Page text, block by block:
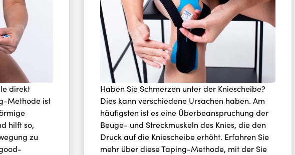
direkt
Methode ist
hilft so,
zu
Haben Sie Schmerzen unter der Kniescheibe?
Dies kann verschiedene Ursachen haben. Am
häufigsten ist es eine Überbeanspruchung der
Beuge- und Streckmuskeln des Knies, die den
Druck auf die Kniescheibe erhöht. Erfahren Sie
mehr über diese Taping-Methode, mit der Sie